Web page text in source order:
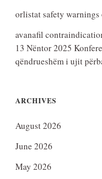
orlistat safety warnings
avanafil
13 Nëntor 2025
qëndrueshëm i ujit
ARCHIVES
August 2026
June 2026
May 2026